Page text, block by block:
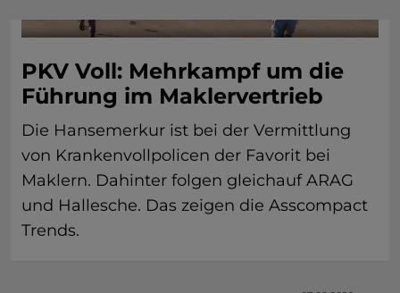
PKV Voll: Mehrkampf um die
Führung im Maklervertrieb
Die Hansemerkur ist bei der Vermittlung
von Krankenvollpolicen der Favorit bei
Maklern. Dahinter folgen gleichauf ARAG
und Hallesche. Das zeigen die Asscompact
Trends.